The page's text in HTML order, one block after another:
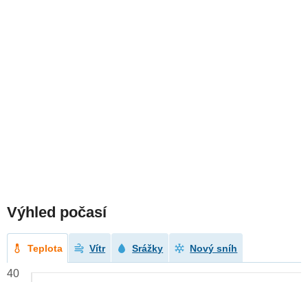
Výhled počasí
Teplota Vítr Srážky Nový sníh
40